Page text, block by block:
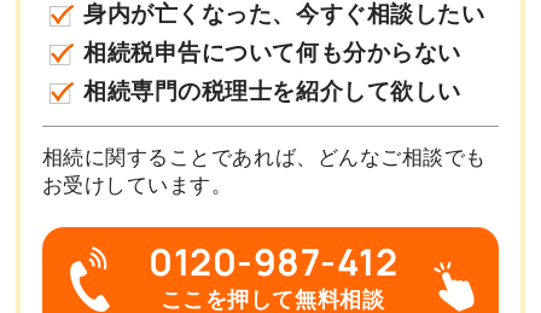
身内が亡くなった、今すぐ相談したい
相続税申告について何も分からない
相続専門の税理士を紹介して欲しい
相続に関することであれば、どんなご相談でも
お受けしています。
0120-987-412
ここを押して無料相談